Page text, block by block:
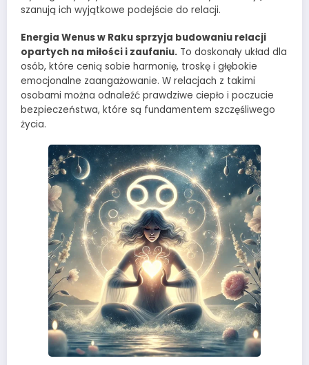
szanują ich wyjątkowe podejście do relacji.
Energia Wenus w Raku sprzyja budowaniu relacji
opartych na miłości i zaufaniu. To doskonały układ dla
osób, które cenią sobie harmonię, troskę i głębokie
emocjonalne zaangażowanie. W relacjach z takimi
osobami można odnaleźć prawdziwe ciepło i poczucie
bezpieczeństwa, które są fundamentem szczęśliwego
życia.